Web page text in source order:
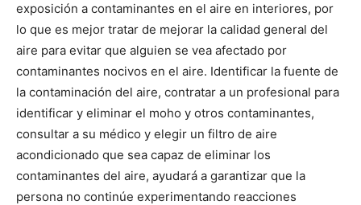
exposición a contaminantes en el aire en interiores, por
lo que es mejor tratar de mejorar la calidad general del
aire para evitar que alguien se vea afectado por
contaminantes nocivos en el aire. Identificar la fuente de
la contaminación del aire, contratar a un profesional para
identificar y eliminar el moho y otros contaminantes,
consultar a su médico y elegir un filtro de aire
acondicionado que sea capaz de eliminar los
contaminantes del aire, ayudará a garantizar que la
persona no continúe experimentando reacciones